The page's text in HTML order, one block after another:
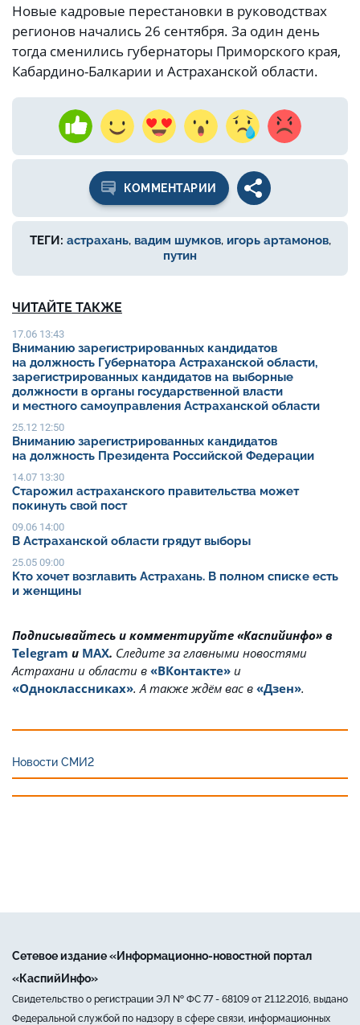
Новые кадровые перестановки в руководствах
регионов начались 26 сентября. За один день
тогда сменились губернаторы Приморского края,
Кабардино-Балкарии и Астраханской области.
КОММЕНТАРИИ
ТЕГИ: астрахань, вадим шумков, игорь артамонов,
путин
ЧИТАЙТЕ ТАКЖЕ
17.06 13:43
Вниманию зарегистрированных кандидатов
на должность Губернатора Астраханской области,
зарегистрированных кандидатов на выборные
должности в органы государственной власти
и местного самоуправления Астраханской области
25.12 12:50
Вниманию зарегистрированных кандидатов
на должность Президента Российской Федерации
14.07 13:30
Старожил астраханского правительства может
покинуть свой пост
09.06 14:00
В Астраханской области грядут выборы
25.05 09:00
Кто хочет возглавить Астрахань. В полном списке есть
и женщины
Подписывайтесь и комментируйте «Каспийинфо» в
Telegram и MAX. Cледите за главными новостями
Астрахани и области в «ВКонтакте» и
«Одноклассниках». А также ждём вас в «Дзен».
Новости СМИ2
Сетевое издание «Информационно-новостной портал
«КаспийИнфо»
Свидетельство о регистрации ЭЛ № ФС 77 - 68109 от 21.12.2016, выдано
Федеральной службой по надзору в сфере связи, информационных